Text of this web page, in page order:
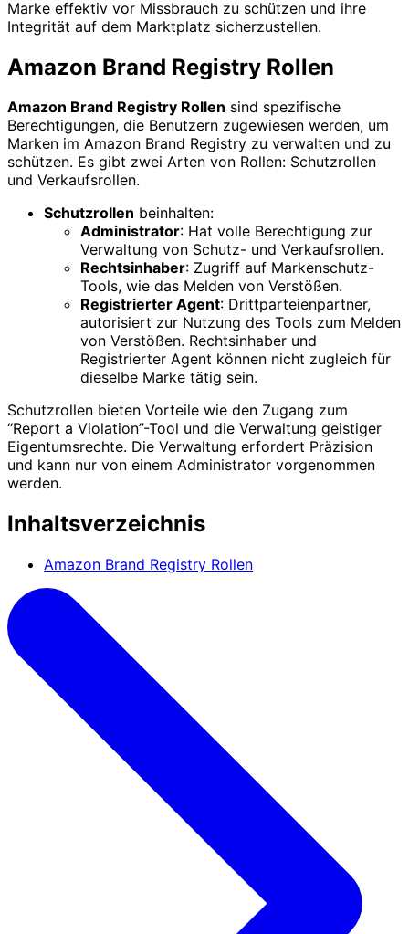
Marke effektiv vor Missbrauch zu schützen und ihre
Integrität auf dem Marktplatz sicherzustellen.
Amazon Brand Registry Rollen
Amazon Brand Registry Rollen sind spezifische
Berechtigungen, die Benutzern zugewiesen werden, um
Marken im Amazon Brand Registry zu verwalten und zu
schützen. Es gibt zwei Arten von Rollen: Schutzrollen
und Verkaufsrollen.
Schutzrollen beinhalten:
Administrator: Hat volle Berechtigung zur
Verwaltung von Schutz- und Verkaufsrollen.
Rechtsinhaber: Zugriff auf Markenschutz-
Tools, wie das Melden von Verstößen.
Registrierter Agent: Drittparteienpartner,
autorisiert zur Nutzung des Tools zum Melden
von Verstößen. Rechtsinhaber und
Registrierter Agent können nicht zugleich für
dieselbe Marke tätig sein.
Schutzrollen bieten Vorteile wie den Zugang zum
“Report a Violation”-Tool und die Verwaltung geistiger
Eigentumsrechte. Die Verwaltung erfordert Präzision
und kann nur von einem Administrator vorgenommen
werden.
Inhaltsverzeichnis
Amazon Brand Registry Rollen